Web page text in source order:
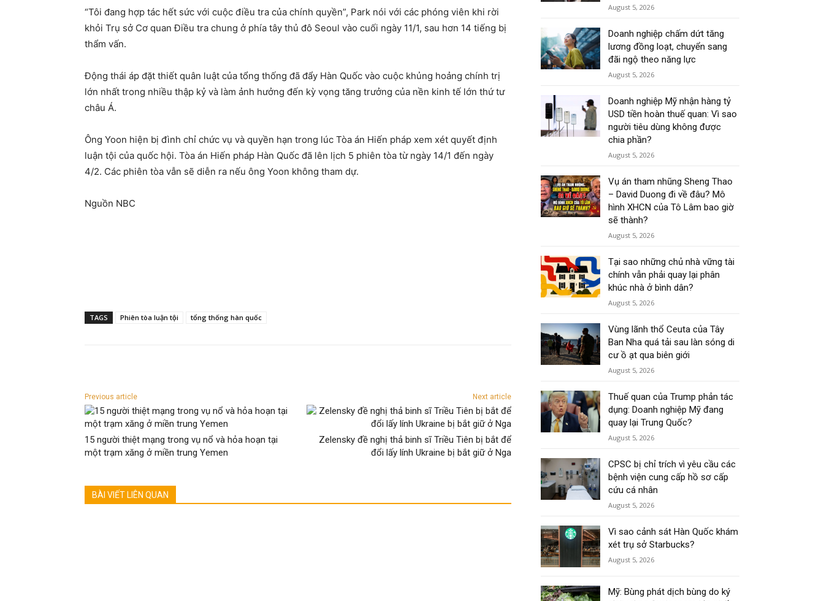
“Tôi đang hợp tác hết sức với cuộc điều tra của chính quyền”, Park nói với các phóng viên khi rời
khỏi Trụ sở Cơ quan Điều tra chung ở phía tây thủ đô Seoul vào cuối ngày 11/1, sau hơn 14 tiếng bị
thẩm vấn.
Động thái áp đặt thiết quân luật của tổng thống đã đẩy Hàn Quốc vào cuộc khủng hoảng chính trị
lớn nhất trong nhiều thập kỷ và làm ảnh hưởng đến kỳ vọng tăng trưởng của nền kinh tế lớn thứ tư
châu Á.
Ông Yoon hiện bị đình chỉ chức vụ và quyền hạn trong lúc Tòa án Hiến pháp xem xét quyết định
luận tội của quốc hội. Tòa án Hiến pháp Hàn Quốc đã lên lịch 5 phiên tòa từ ngày 14/1 đến ngày
4/2. Các phiên tòa vẫn sẽ diễn ra nếu ông Yoon không tham dự.
Nguồn NBC
TAGS Phiên tòa luận tội tổng thống hàn quốc
Previous article
15 người thiệt mạng trong vụ nổ và hỏa hoạn tại
một trạm xăng ở miền trung Yemen
Next article
Zelensky đề nghị thả binh sĩ Triều Tiên bị bắt để
đổi lấy lính Ukraine bị bắt giữ ở Nga
BÀI VIẾT LIÊN QUAN
August 5, 2026
Doanh nghiệp chấm dứt tăng
lương đồng loạt, chuyển sang
đãi ngộ theo năng lực
August 5, 2026
Doanh nghiệp Mỹ nhận hàng tỷ
USD tiền hoàn thuế quan: Vì sao
người tiêu dùng không được
chia phần?
August 5, 2026
Vụ án tham nhũng Sheng Thao
– David Duong đi về đâu? Mô
hình XHCN của Tô Lâm bao giờ
sẽ thành?
August 5, 2026
Tại sao những chủ nhà vững tài
chính vẫn phải quay lại phân
khúc nhà ở bình dân?
August 5, 2026
Vùng lãnh thổ Ceuta của Tây
Ban Nha quá tải sau làn sóng di
cư ồ ạt qua biên giới
August 5, 2026
Thuế quan của Trump phản tác
dụng: Doanh nghiệp Mỹ đang
quay lại Trung Quốc?
August 5, 2026
CPSC bị chỉ trích vì yêu cầu các
bệnh viện cung cấp hồ sơ cấp
cứu cá nhân
August 5, 2026
Vì sao cảnh sát Hàn Quốc khám
xét trụ sở Starbucks?
August 5, 2026
Mỹ: Bùng phát dịch bùng do ký